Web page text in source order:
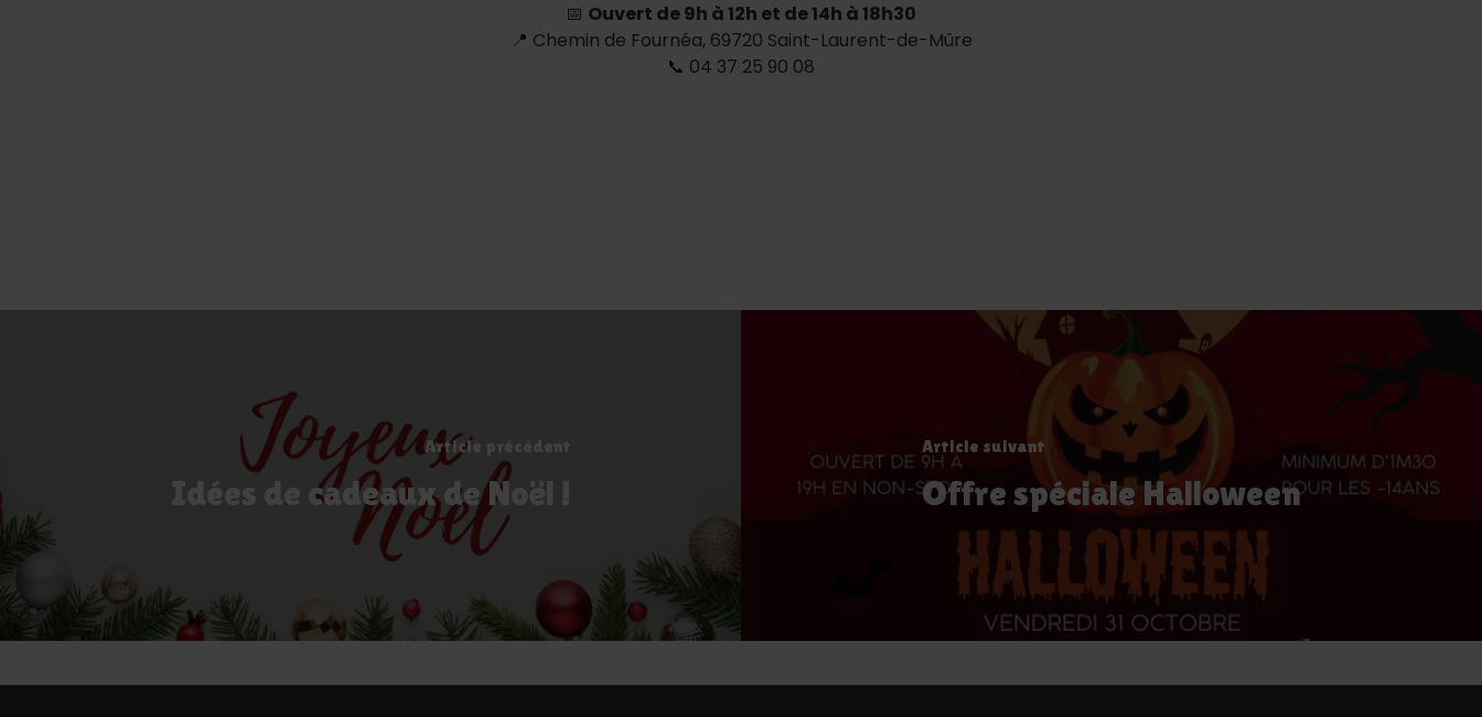
📅 Ouvert de 9h à 12h et de 14h à 18h30
📍 Chemin de Fournéa, 69720 Saint-Laurent-de-Mûre
📞 04 37 25 90 08
Article précédent
Idées de cadeaux de Noël !
Article suivant
Offre spéciale Halloween